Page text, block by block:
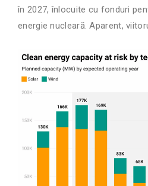
în 2027, înlocuite cu fonduri
energie nucleară. Aparent,